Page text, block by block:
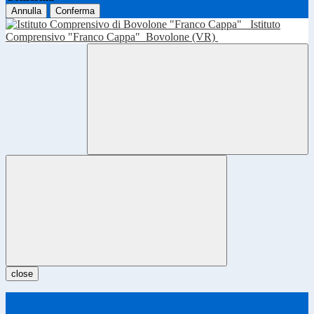
Annulla Conferma
Istituto
Comprensivo "Franco Cappa" Bovolone (VR)
close